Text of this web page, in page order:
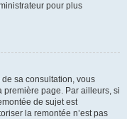
pour plus
sa consultation, vous
page. Par ailleurs, si
de sujet est
la remontée n’est pas